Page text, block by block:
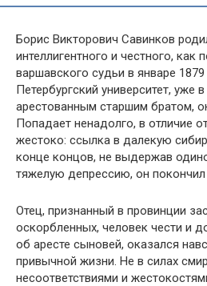
Борис Викторович Савинков
интеллигентного и честного, как
варшавского судьи в январе
Петербургский университет, уже
арестованным старшим братом,
Попадает ненадолго, в отличие
жестоко: ссылка в далекую
конце концов, не выдержав
тяжелую депрессию, он
Отец, признанный в провинции
оскорбленных, человек чести и
об аресте сыновей, оказался
привычной жизни. Не в силах
несоответствиями и